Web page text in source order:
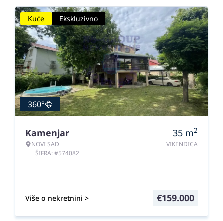
Kuće Ekskluzivno
360°
Kamenjar
NOVI SAD
ŠIFRA: #574082
35 m2
VIKENDICA
Više o nekretnini > €159.000